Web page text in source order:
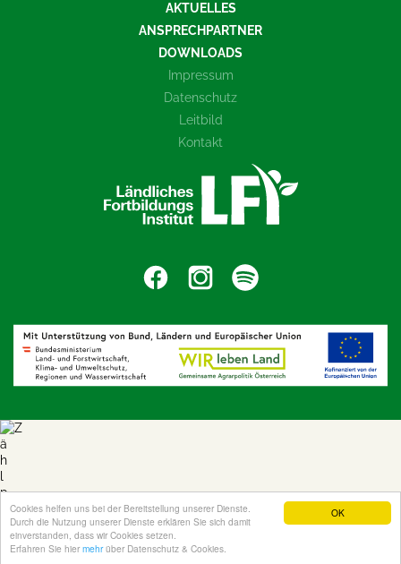
OK
Cookies helfen uns bei der Bereitstellung unserer Dienste.
Durch die Nutzung unserer Dienste erklären Sie sich damit
einverstanden, dass wir Cookies setzen.
Erfahren Sie hier mehrüber Datenschutz & Cookies.
AKTUELLES
ANSPRECHPARTNER
DOWNLOADS
Impressum
Datenschutz
Leitbild
Kontakt